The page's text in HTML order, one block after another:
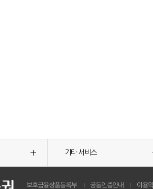
기타 서비스
보호금융상품등록부 공동인증안내 이용